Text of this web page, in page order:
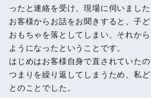
ったと連絡を受け、現場に伺いました
お客様からお話をお聞きすると、子
おもちゃを落としてしまい、それか
ようになったということです。
はじめはお客様自身で直されていた
つまりを繰り返してしまうため、私
とのことでした。